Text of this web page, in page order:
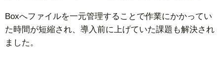
Boxへファイルを一元管理することで作業にかかってい
た時間が短縮され、導入前に上げていた課題も解決され
ました。